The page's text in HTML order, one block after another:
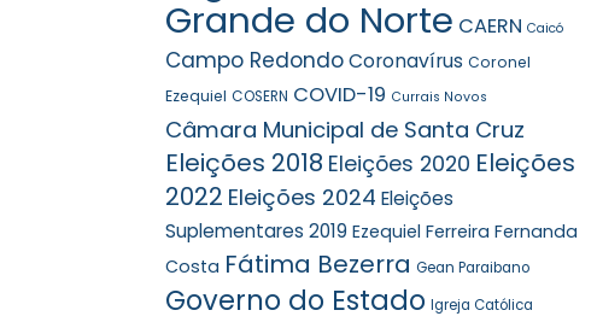
Grande do Norte CAERN Caicó
Campo Redondo Coronavírus Coronel
Ezequiel COSERN COVID-19 Currais Novos
Câmara Municipal de Santa Cruz
Eleições 2018 Eleições 2020 Eleições
2022 Eleições 2024 Eleições
Suplementares 2019 Ezequiel Ferreira Fernanda
Costa Fátima Bezerra Gean Paraibano
Governo do Estado Igreja Católica